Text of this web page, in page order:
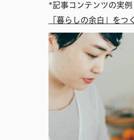
*記事コンテンツの実例
「暮らしの余白」をつ